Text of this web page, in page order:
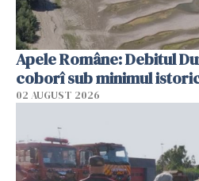
Apele Române: Debitul
coborî sub minimul
02 AUGUST 2026